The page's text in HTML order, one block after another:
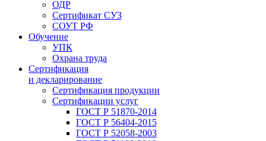
ОДР
Сертификат СУЗ
СОУТ РФ
Обучение
УПК
Охрана труда
Сертификация
и декларирование
Сертификация продукции
Сертификации услуг
ГОСТ Р 51870-2014
ГОСТ Р 56404-2015
ГОСТ Р 52058-2003